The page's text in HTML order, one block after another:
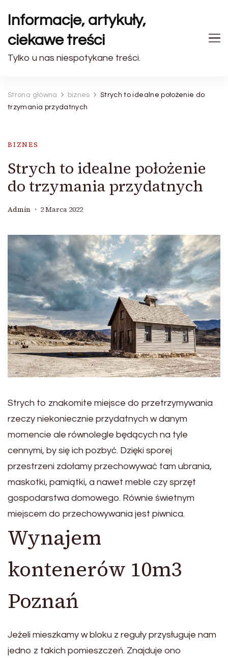
Informacje, artykuły,
ciekawe treści
Tylko u nas niespotykane treści.
Strona główna biznes
Strych to idealne położenie do
trzymania przydatnych
BIZNES
Strych to idealne położenie
do trzymania przydatnych
Admin 2 Marca 2022
Strych to znakomite miejsce do przetrzymywania
rzeczy niekoniecznie przydatnych w danym
momencie ale równolegle będących na tyle
cennymi, by się ich pozbyć. Dzięki sporej
przestrzeni zdołamy przechowywać tam ubrania,
maskotki, pamiątki, a nawet meble czy sprzęt
gospodarstwa domowego. Równie świetnym
miejscem do przechowywania jest piwnica.
Wynajem
kontenerów 10m3
Poznań
Jeżeli mieszkamy w bloku z reguły przysługuje nam
jedno z takich pomieszczeń. Znajduje ono